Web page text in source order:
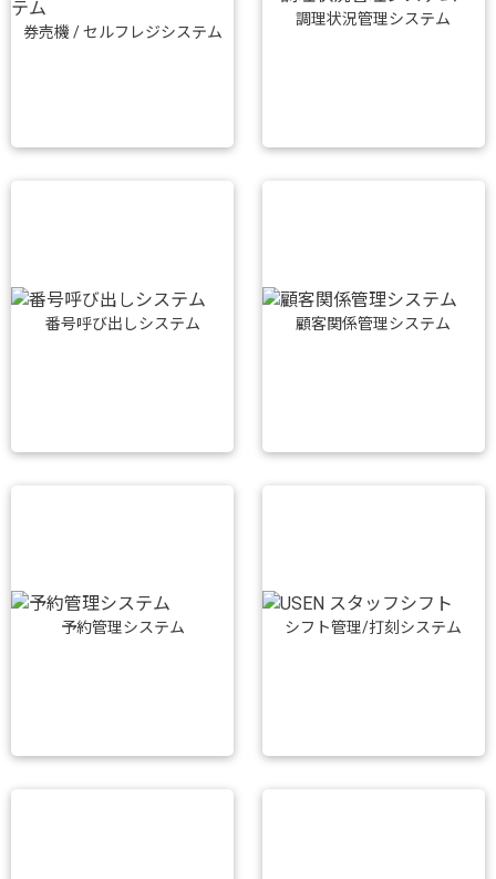
券売機 / セルフレジシステム
調理状況管理システム
番号呼び出しシステム 顧客関係管理システム
予約管理システム シフト管理/打刻システム